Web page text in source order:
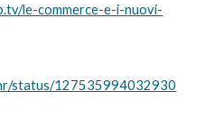
le-commerce-e-i-nuovi-
status/127535994032930